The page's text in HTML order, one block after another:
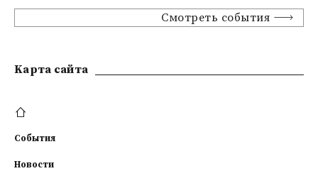
Смотреть события
Kарта сайта
События
Новости